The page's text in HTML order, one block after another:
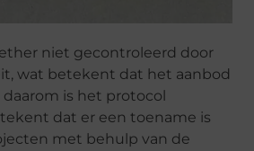
niet gecontroleerd door
wat betekent dat het aanbod
is het protocol
dat er een toename is
met behulp van de